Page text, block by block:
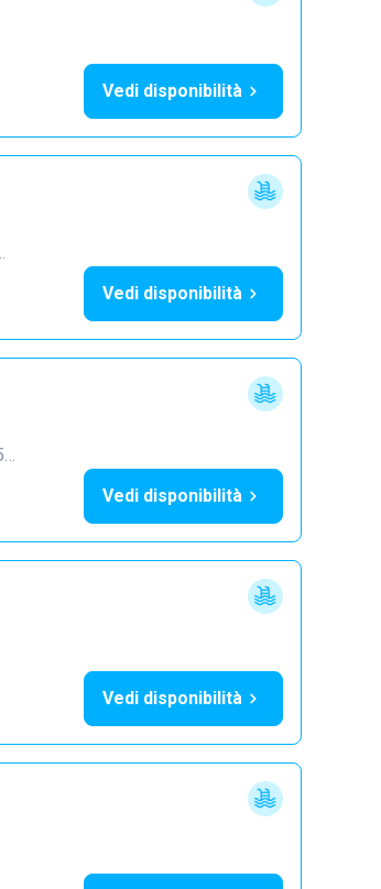
Vedi disponibilità
Vedi disponibilità
Vedi disponibilità
Vedi disponibilità